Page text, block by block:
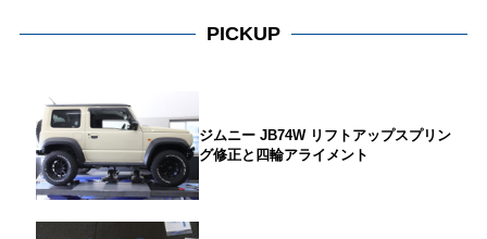
PICKUP
ジムニー JB74W リフトアップスプリン
グ修正と四輪アライメント